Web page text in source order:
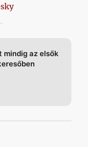
mindig az elsők